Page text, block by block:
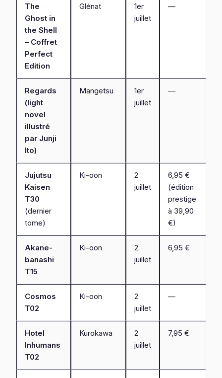
The
Ghost in
the Shell
– Coffret
Perfect
Edition
Glénat
1er
juillet
—
Regards
(light
novel
illustré
par Junji
Ito)
Mangetsu
1er
juillet
—
Jujutsu
Kaisen
T30
(dernier
tome)
Ki-oon
2
juillet
6,95 €
(édition
prestige
à 39,90
€)
Akane-
banashi
T15
Ki-oon
2
juillet
6,95 €
Cosmos
T02
Ki-oon
2
juillet
—
Hotel
Inhumans
T02
Kurokawa
2
juillet
7,95 €